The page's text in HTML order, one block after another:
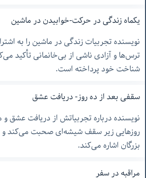
یکماه زندگی در حرکت-خوابیدن در ماشین
نویسنده تجربیات زندگی در ماشین را به
ترس‌ها و آزادی ناشی از بی‌خانمانی تأکید
شناخت خود پرداخته است.
سقفی بعد از ده روز- دریافت عشق
نویسنده درباره تجربیاتش از دریافت
روزهایی زیر سقف شیشه‌ای صحبت می‌کند و
بزرگان اشاره می‌کند.
مراقبه در سفر